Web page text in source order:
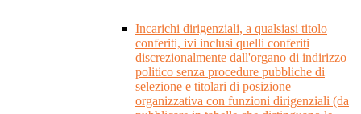
Incarichi dirigenziali, a qualsiasi titolo
conferiti, ivi inclusi quelli conferiti
discrezionalmente dall'organo di indirizzo
politico senza procedure pubbliche di
selezione e titolari di posizione
organizzativa con funzioni dirigenziali (da